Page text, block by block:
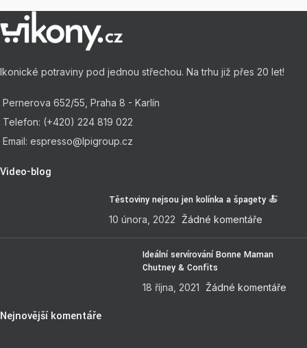
Ikonické potraviny pod jednou střechou. Na trhu již přes 20 let!
Pernerova 652/55, Praha 8 - Karlín
Telefon: (+420) 224 819 022
Email: espresso@lpigroup.cz
Video-blog
Těstoviny nejsou jen kolínka a špagety 🍝
10 února, 2022 Žádné komentáře
Ideální servírování Bonne Maman
Chutney & Confits
18 října, 2021 Žádné komentáře
Nejnovější komentáře